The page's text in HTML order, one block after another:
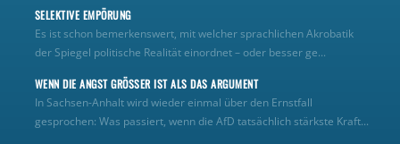
SELEKTIVE EMPÖRUNG
Es ist schon bemerkenswert, mit welcher sprachlichen Akrobatik
der Spiegel politische Realität einordnet – oder besser ge...
WENN DIE ANGST GRÖSSER IST ALS DAS ARGUMENT
In Sachsen-Anhalt wird wieder einmal über den Ernstfall
gesprochen: Was passiert, wenn die AfD tatsächlich stärkste Kraft...